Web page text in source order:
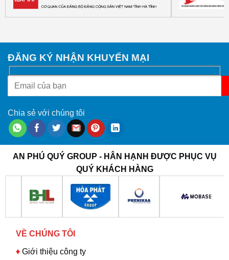
ĐĂNG KÝ NHẬN KHUYẾN MẠI
Chia sẻ với chúng tôi
AN PHÚ QUÝ GROUP - HÂN HẠNH ĐƯỢC PHỤC VỤ
QUÝ KHÁCH HÀNG
VỀ CHÚNG TÔI
♦ Giới thiệu công ty